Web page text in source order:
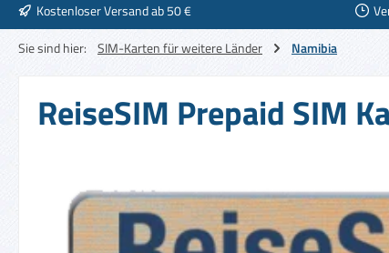
Kostenloser Versand ab 50 €
Sie sind hier:
SIM-Karten für weitere Länder Namibia
ReiseSIM Prepaid SIM
Bildergalerie überspringen